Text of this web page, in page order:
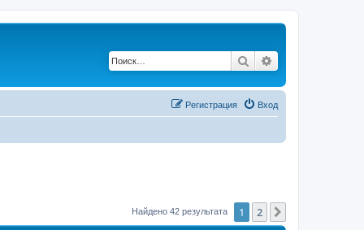
Поиск
Вход
Регистрация
Найдено 42 результата 1 2